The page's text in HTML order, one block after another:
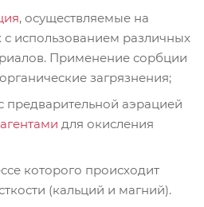
, осуществляемые на
с использованием различных
Применение сорбции
загрязнения;
предварительной аэрацией
для окисления
которого происходит
(кальций и магний).